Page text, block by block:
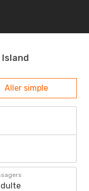
Aller simple